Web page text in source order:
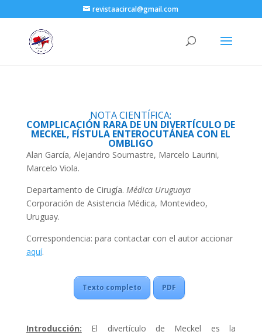
revistaacircal@gmail.com
NOTA CIENTÍFICA:
COMPLICACIÓN RARA DE UN DIVERTÍCULO DE
MECKEL, FÍSTULA ENTEROCUTÁNEA CON EL
OMBLIGO
Alan García, Alejandro Soumastre, Marcelo Laurini,
Marcelo Viola.
Departamento de Cirugía. Médica Uruguaya
Corporación de Asistencia Médica, Montevideo,
Uruguay.
Correspondencia: para contactar con el autor accionar
aquí.
Texto completo PDF
Introducción: El divertículo de Meckel es la